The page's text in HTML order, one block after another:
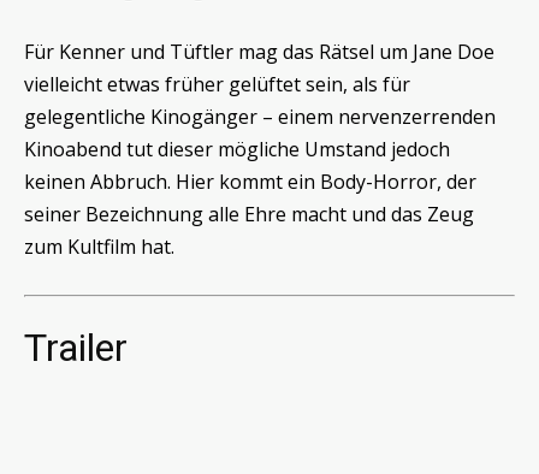
Für Kenner und Tüftler mag das Rätsel um Jane Doe
vielleicht etwas früher gelüftet sein, als für
gelegentliche Kinogänger – einem nervenzerrenden
Kinoabend tut dieser mögliche Umstand jedoch
keinen Abbruch. Hier kommt ein Body-Horror, der
seiner Bezeichnung alle Ehre macht und das Zeug
zum Kultfilm hat.
Trailer